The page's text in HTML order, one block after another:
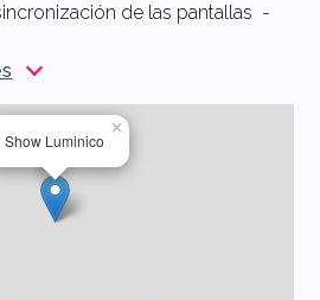
de las pantallas -
Show Luminico
×